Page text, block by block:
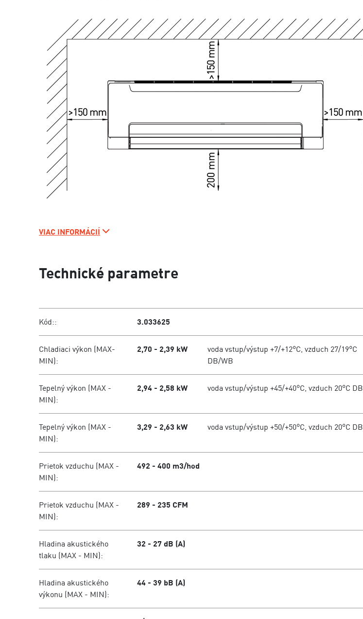
VIAC INFORMÁCIÍ
Technické parametre
Kód:: 3.033625
Chladiaci výkon (MAX-
MIN):
2,70 - 2,39 kW
voda vstup/výstup +7/+12°C, vzduch 27/19°C
DB/WB
Tepelný výkon (MAX -
MIN):
2,94 - 2,58 kW voda vstup/výstup +45/+40°C, vzduch 20°C DB
Tepelný výkon (MAX -
MIN):
3,29 - 2,63 kW voda vstup/výstup +50/+50°C, vzduch 20°C DB
Prietok vzduchu (MAX -
MIN):
492 - 400 m3/hod
Prietok vzduchu (MAX -
MIN):
289 - 235 CFM
Hladina akustického
tlaku (MAX - MIN):
32 - 27 dB (A)
Hladina akustického
výkonu (MAX - MIN):
44 - 39 bB (A)